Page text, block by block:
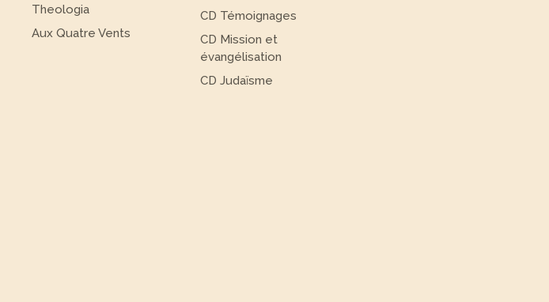
Theologia
Aux Quatre Vents
CD Témoignages
CD Mission et
évangélisation
CD Judaïsme